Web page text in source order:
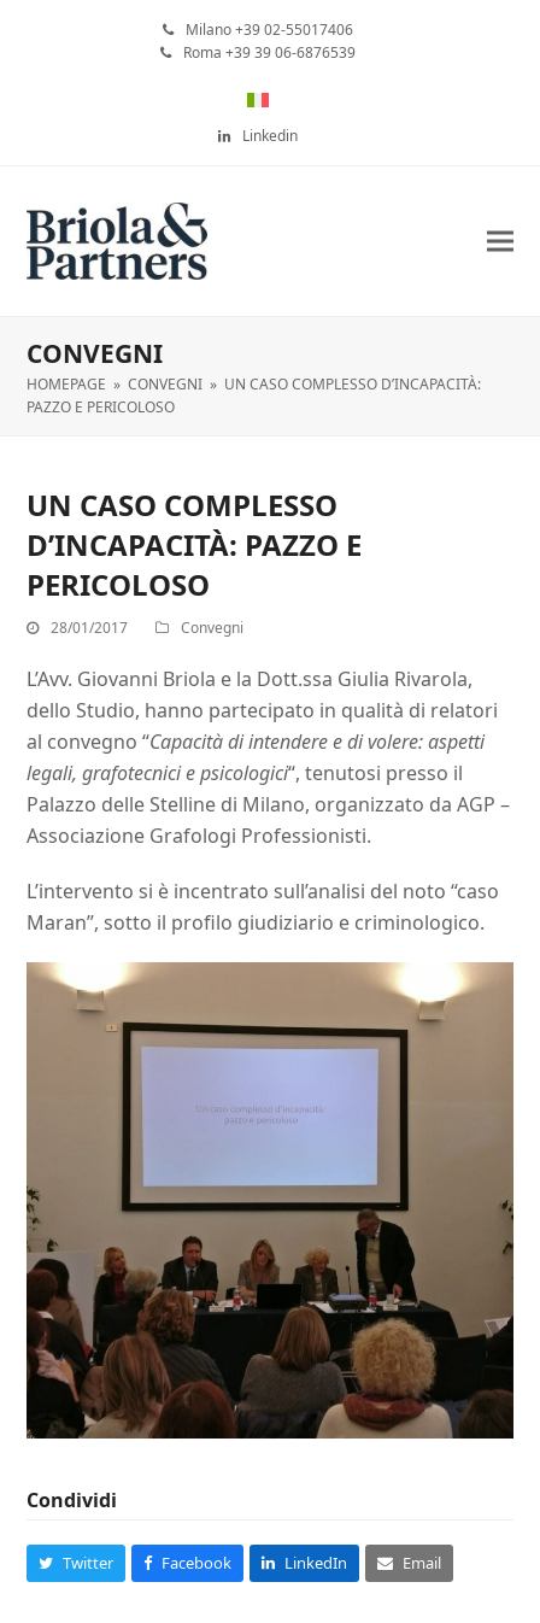
Milano +39 02-55017406
Roma +39 39 06-6876539
Linkedin
CONVEGNI
HOMEPAGE » CONVEGNI » UN CASO COMPLESSO D’INCAPACITÀ:
PAZZO E PERICOLOSO
UN CASO COMPLESSO
D’INCAPACITÀ: PAZZO E
PERICOLOSO
28/01/2017 Convegni
L’Avv. Giovanni Briola e la Dott.ssa Giulia Rivarola,
dello Studio, hanno partecipato in qualità di relatori
al convegno “Capacità di intendere e di volere: aspetti
legali, grafotecnici e psicologici“, tenutosi presso il
Palazzo delle Stelline di Milano, organizzato da AGP –
Associazione Grafologi Professionisti.
L’intervento si è incentrato sull’analisi del noto “caso
Maran”, sotto il profilo giudiziario e criminologico.
Condividi
Twitter Facebook LinkedIn Email